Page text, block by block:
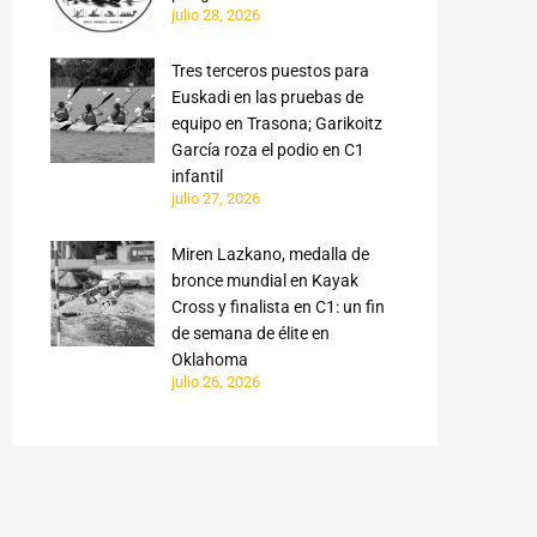
julio 28, 2026
Tres terceros puestos para
Euskadi en las pruebas de
equipo en Trasona; Garikoitz
García roza el podio en C1
infantil
julio 27, 2026
Miren Lazkano, medalla de
bronce mundial en Kayak
Cross y finalista en C1: un fin
de semana de élite en
Oklahoma
julio 26, 2026